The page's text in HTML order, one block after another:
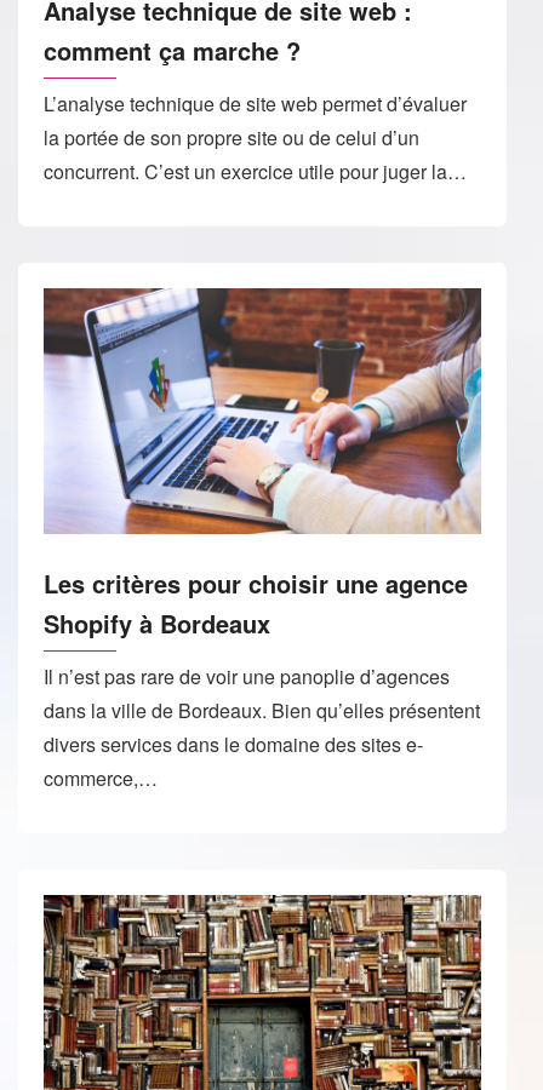
Analyse technique de site web :
comment ça marche ?
L’analyse technique de site web permet d’évaluer
la portée de son propre site ou de celui d’un
concurrent. C’est un exercice utile pour juger la…
Les critères pour choisir une agence
Shopify à Bordeaux
Il n’est pas rare de voir une panoplie d’agences
dans la ville de Bordeaux. Bien qu’elles présentent
divers services dans le domaine des sites e-
commerce,…